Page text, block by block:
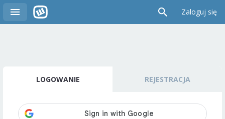
Zaloguj się
LOGOWANIE REJESTRACJA